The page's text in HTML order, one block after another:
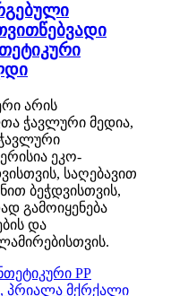
არის
ჭავლური მედია,
ეკო-
საღებავით
ბეჭდვისთვის,
გამოიყენება
და